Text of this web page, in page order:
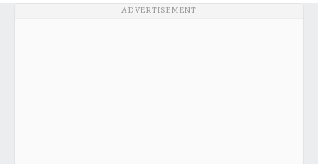
ADVERTISEMENT